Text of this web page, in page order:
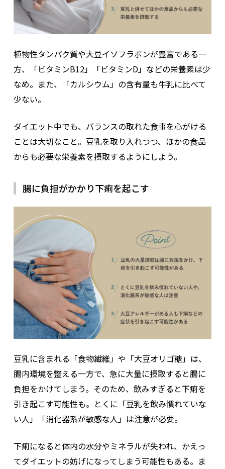
植物性タンパク質や大豆イソフラボンが豊富である一
方、「ビタミンB12」「ビタミンD」などの栄養素は少
なめ。また、「カルシウム」の含有量も牛乳に比べて
少ない。
ダイエット中でも、バランスの取れた食事を心がける
ことは大切なこと。豆乳を取り入れつつ、ほかの食品
からも必要な栄養素を摂取するようにしよう。
腸に負担がかかり下痢を起こす
豆乳に含まれる「食物繊維」や「大豆オリゴ糖」は、
腸内環境を整える一方で、急に大量に摂取すると腸に
負担をかけてしまう。そのため、飲みすぎると下痢を
引き起こす可能性も。とくに「豆乳を飲み慣れていな
い人」「消化器系が敏感な人」は注意が必要。
下痢になると体内の水分やミネラルが失われ、かえっ
てダイエットの妨げになってしまう可能性もある。ま